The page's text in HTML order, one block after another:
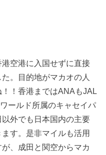
空港に入国せずに直接
。目的地がマカオの人
！香港まではANAもJAL
ールド所属のキャセイパ
外でも日本国内の主要
す。是非マイルも活用
、成田と関空からマカ